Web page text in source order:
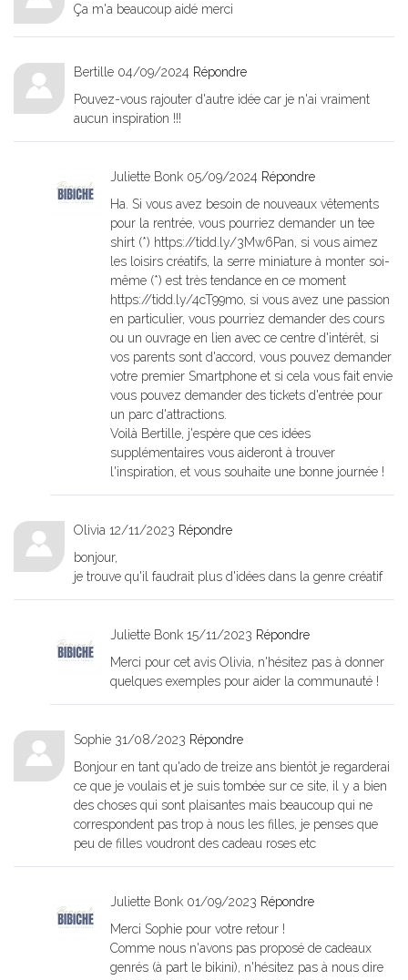
Ça m'a beaucoup aidé merci
Bertille 04/09/2024 Répondre
Pouvez-vous rajouter d'autre idée car je n'ai vraiment
aucun inspiration !!!
Juliette Bonk 05/09/2024 Répondre
Ha. Si vous avez besoin de nouveaux vêtements
pour la rentrée, vous pourriez demander un tee
shirt (*) https://tidd.ly/3Mw6Pan, si vous aimez
les loisirs créatifs, la serre miniature à monter soi-
même (*) est très tendance en ce moment
https://tidd.ly/4cT99mo, si vous avez une passion
en particulier, vous pourriez demander des cours
ou un ouvrage en lien avec ce centre d'intérêt, si
vos parents sont d'accord, vous pouvez demander
votre premier Smartphone et si cela vous fait envie
vous pouvez demander des tickets d'entrée pour
un parc d'attractions.
Voilà Bertille, j'espère que ces idées
supplémentaires vous aideront à trouver
l'inspiration, et vous souhaite une bonne journée !
Olivia 12/11/2023 Répondre
bonjour,
je trouve qu'il faudrait plus d'idées dans la genre créatif
Juliette Bonk 15/11/2023 Répondre
Merci pour cet avis Olivia, n'hésitez pas à donner
quelques exemples pour aider la communauté !
Sophie 31/08/2023 Répondre
Bonjour en tant qu'ado de treize ans bientôt je regarderai
ce que je voulais et je suis tombée sur ce site, il y a bien
des choses qui sont plaisantes mais beaucoup qui ne
correspondent pas trop à nous les filles, je penses que
peu de filles voudront des cadeau roses etc
Juliette Bonk 01/09/2023 Répondre
Merci Sophie pour votre retour !
Comme nous n'avons pas proposé de cadeaux
genrés (à part le bikini), n'hésitez pas à nous dire